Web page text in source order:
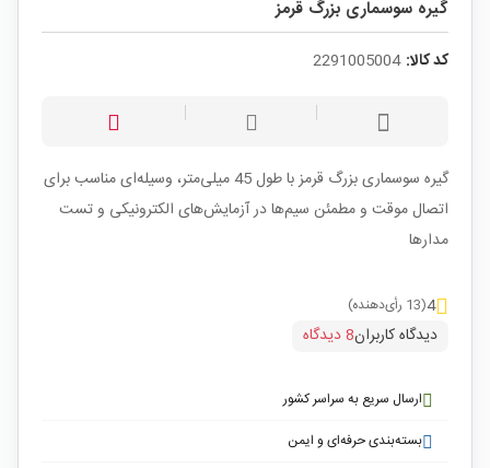
گیره سوسماری بزرگ قرمز
کد کالا: 2291005004
گیره سوسماری بزرگ قرمز با طول 45 میلی‌متر، وسیله‌ای مناسب برای
اتصال موقت و مطمئن سیم‌ها در آزمایش‌های الکترونیکی و تست
مدارها
4(13 رأی‌دهنده)
دیدگاه کاربران8 دیدگاه
ارسال سریع به سراسر کشور
بسته‌بندی حرفه‌ای و ایمن